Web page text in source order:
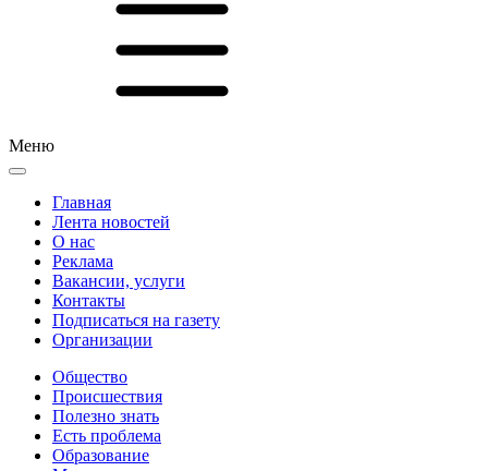
Меню
Главная
Лента новостей
О нас
Реклама
Вакансии, услуги
Контакты
Подписаться на газету
Организации
Общество
Происшествия
Полезно знать
Есть проблема
Образование